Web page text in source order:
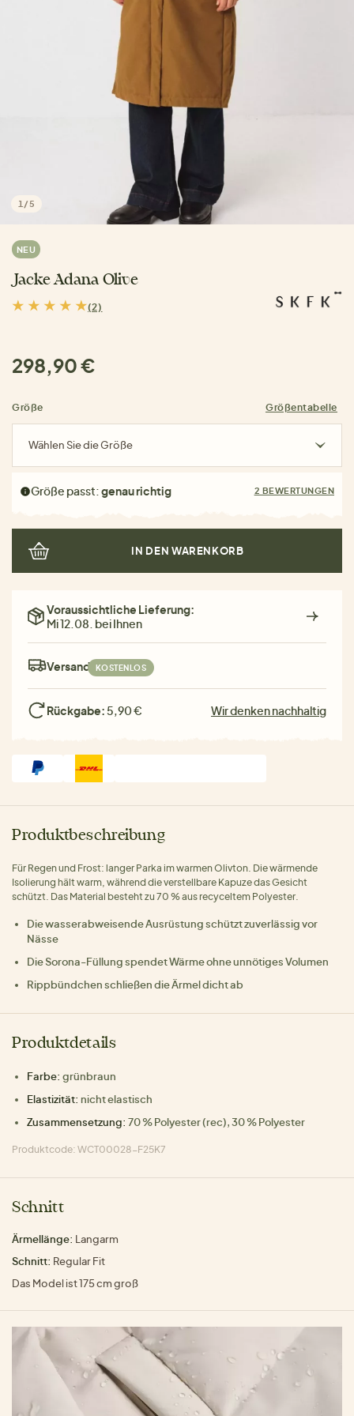
1 /5
NEU
Jacke Adana Olive
(2)
298,90 €
Größe Größentabelle
Wählen Sie die Größe
Größe passt:genau richtig 2 BEWERTUNGEN
IN DEN WARENKORB
Voraussichtliche Lieferung:
Mi 12.08. bei Ihnen
Versand: KOSTENLOS
Rückgabe: 5,90 € Wir denken nachhaltig
Produktbeschreibung
Für Regen und Frost: langer Parka im warmen Olivton. Die wärmende
Isolierung hält warm, während die verstellbare Kapuze das Gesicht
schützt. Das Material besteht zu 70 % aus recyceltem Polyester.
Die wasserabweisende Ausrüstung schützt zuverlässig vor
Nässe
Die Sorona-Füllung spendet Wärme ohne unnötiges Volumen
Rippbündchen schließen die Ärmel dicht ab
Produktdetails
Farbe: grünbraun
Elastizität: nicht elastisch
Zusammensetzung: 70 % Polyester (rec), 30 % Polyester
Produktcode: WCT00028-F25K7
Schnitt
Ärmellänge: Langarm
Schnitt: Regular Fit
Das Model ist 175 cm groß